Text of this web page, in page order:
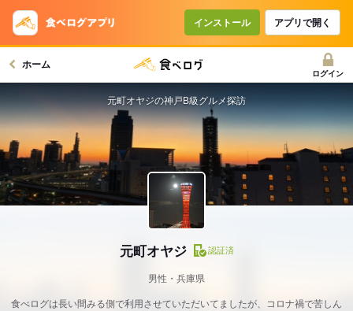
インストール アプリで開く
ホーム
ログイン
元町オヤジ 認証済
男性・兵庫県
食べログは長い間みる側で利用させていただいてましたが、コロナ禍で苦しん
元町オヤジの神戸B級グルメ探訪